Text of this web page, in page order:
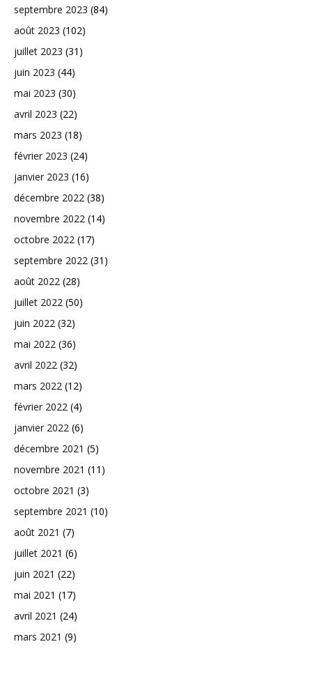
septembre 2023 (84)
août 2023 (102)
juillet 2023 (31)
juin 2023 (44)
mai 2023 (30)
avril 2023 (22)
mars 2023 (18)
février 2023 (24)
janvier 2023 (16)
décembre 2022 (38)
novembre 2022 (14)
octobre 2022 (17)
septembre 2022 (31)
août 2022 (28)
juillet 2022 (50)
juin 2022 (32)
mai 2022 (36)
avril 2022 (32)
mars 2022 (12)
février 2022 (4)
janvier 2022 (6)
décembre 2021 (5)
novembre 2021 (11)
octobre 2021 (3)
septembre 2021 (10)
août 2021 (7)
juillet 2021 (6)
juin 2021 (22)
mai 2021 (17)
avril 2021 (24)
mars 2021 (9)